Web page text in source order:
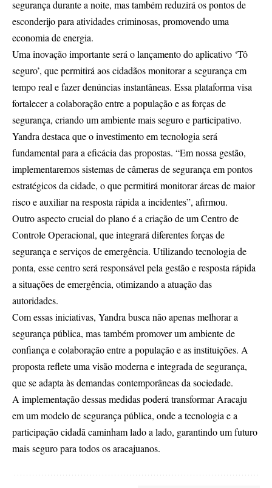
segurança durante a noite, mas também reduzirá os pontos de
esconderijo para atividades criminosas, promovendo uma
economia de energia.
Uma inovação importante será o lançamento do aplicativo ‘Tô
seguro’, que permitirá aos cidadãos monitorar a segurança em
tempo real e fazer denúncias instantâneas. Essa plataforma visa
fortalecer a colaboração entre a população e as forças de
segurança, criando um ambiente mais seguro e participativo.
Yandra destaca que o investimento em tecnologia será
fundamental para a eficácia das propostas. “Em nossa gestão,
implementaremos sistemas de câmeras de segurança em pontos
estratégicos da cidade, o que permitirá monitorar áreas de maior
risco e auxiliar na resposta rápida a incidentes”, afirmou.
Outro aspecto crucial do plano é a criação de um Centro de
Controle Operacional, que integrará diferentes forças de
segurança e serviços de emergência. Utilizando tecnologia de
ponta, esse centro será responsável pela gestão e resposta rápida
a situações de emergência, otimizando a atuação das
autoridades.
Com essas iniciativas, Yandra busca não apenas melhorar a
segurança pública, mas também promover um ambiente de
confiança e colaboração entre a população e as instituições. A
proposta reflete uma visão moderna e integrada de segurança,
que se adapta às demandas contemporâneas da sociedade.
A implementação dessas medidas poderá transformar Aracaju
em um modelo de segurança pública, onde a tecnologia e a
participação cidadã caminham lado a lado, garantindo um futuro
mais seguro para todos os aracajuanos.